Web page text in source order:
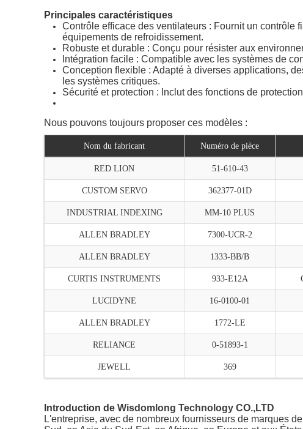
Principales caractéristiques
Contrôle efficace des ventilateurs : Fournit un contrôle
équipements de refroidissement.
Robuste et durable : Conçu pour résister aux
Intégration facile : Compatible avec les systèmes de
Conception flexible : Adapté à diverses applications,
les systèmes critiques.
Sécurité et protection : Inclut des fonctions de
Nous pouvons toujours proposer ces modèles :
Nom du fabricant Numéro de pièce
RED LION 51-610-43
CUSTOM SERVO 362377-01D
INDUSTRIAL INDEXING MM-10 PLUS
ALLEN BRADLEY 7300-UCR-2
ALLEN BRADLEY 1333-BB/B
CURTIS INSTRUMENTS 933-E12A
LUCIDYNE 16-0100-01
ALLEN BRADLEY 1772-LE
RELIANCE 0-51893-1
JEWELL 369
Introduction de Wisdomlong Technology CO.,LTD
L'entreprise, avec de nombreux fournisseurs de marques